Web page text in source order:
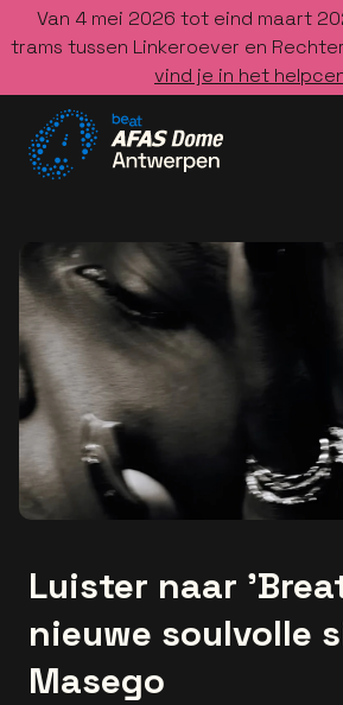
Van 4 mei 2026 tot eind maart
trams tussen Linkeroever en
vind je in het
Luister naar
nieuwe soulvolle
Masego